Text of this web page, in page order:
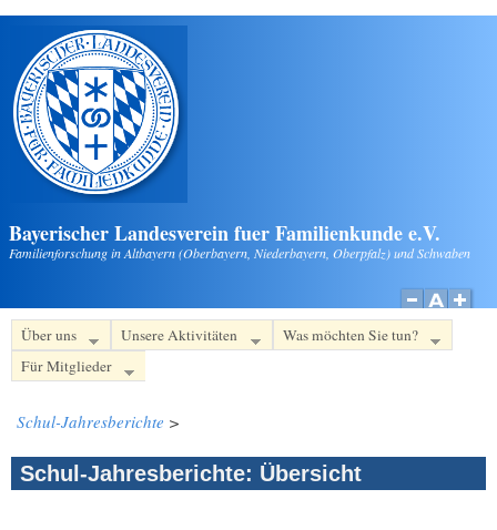
Direkt zum Inhalt
Bayerischer Landesverein fuer Familienkunde e.V.
Familienforschung in Altbayern (Oberbayern, Niederbayern, Oberpfalz) und Schwaben
Über uns Unsere Aktivitäten
Was möchten Sie tun?
Für Mitglieder
Schul-Jahresberichte >
Schul-Jahresberichte: Übersicht